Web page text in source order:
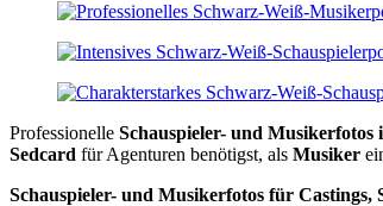
Professionelle Schauspieler- und Musikerfotos
Sedcard für Agenturen benötigst, als Musiker
Schauspieler- und Musikerfotos für Castings,